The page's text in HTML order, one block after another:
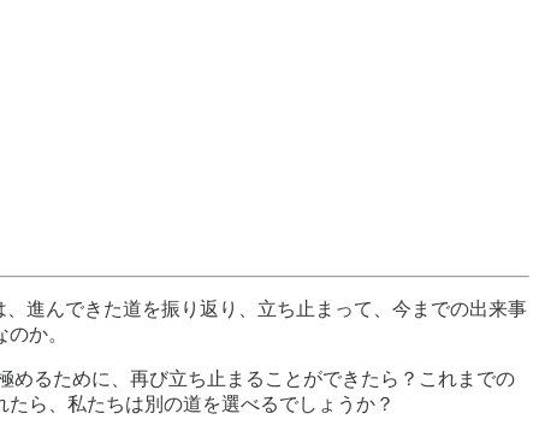
進んできた道を振り返り、立ち止まって、今までの出来事
か。
るために、再び立ち止まることができたら？これまでの
ら、私たちは別の道を選べるでしょうか？